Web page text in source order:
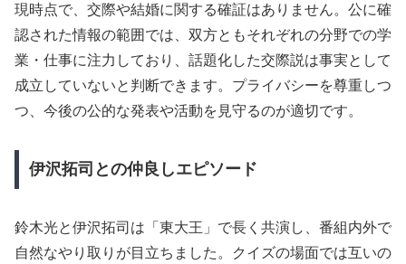
現時点で、交際や結婚に関する確証はありません。公に確
認された情報の範囲では、双方ともそれぞれの分野での学
業・仕事に注力しており、話題化した交際説は事実として
成立していないと判断できます。プライバシーを尊重しつ
つ、今後の公的な発表や活動を見守るのが適切です。
伊沢拓司との仲良しエピソード
鈴木光と伊沢拓司は「東大王」で長く共演し、番組内外で
自然なやり取りが目立ちました。クイズの場面では互いの